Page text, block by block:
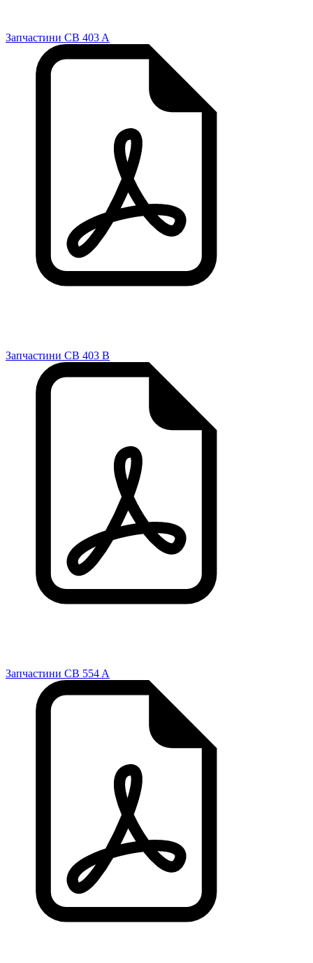
Запчастини CB 403 A
Запчастини CB 403 B
Запчастини CB 554 A